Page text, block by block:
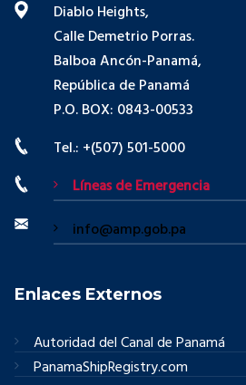
Diablo Heights,
Calle Demetrio Porras.
Balboa Ancón-Panamá,
República de Panamá
P.O. BOX: 0843-00533
Tel.: +(507) 501-5000
Líneas de Emergencia
info@amp.gob.pa
Enlaces Externos
Autoridad del Canal de Panamá
PanamaShipRegistry.com